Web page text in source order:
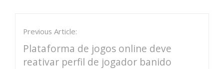
Previous Article:
Plataforma de jogos online deve
reativar perfil de jogador banido